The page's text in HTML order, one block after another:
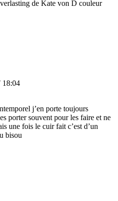
de Kate von D couleur
18:04
j’en porte toujours
porter souvent pour les faire et ne
une fois le cuir fait c’est d’un
bisou